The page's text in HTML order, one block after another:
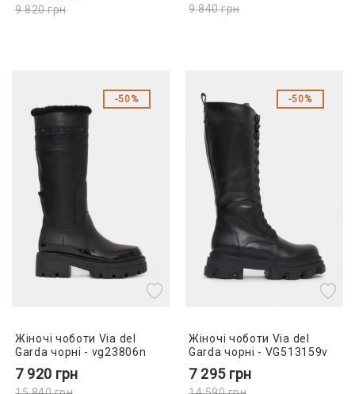
9 820грн 9 840грн
50%
Жіночі чоботи Via del
Garda чорні - vg23806n
7 920 грн
50%
Жіночі чоботи Via del
Garda чорні - VG513159v
7 295 грн